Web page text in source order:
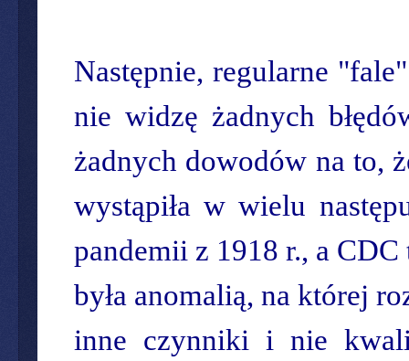
Następnie, regularne
nie widzę żadnych
żadnych dowodów na to,
wystąpiła w wielu
pandemii z 1918 r., a
była anomalią, na której
inne czynniki i nie